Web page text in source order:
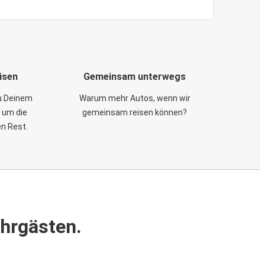
Deinem
die
Rest.
Gemeinsam unterwegs
Warum mehr Autos, wenn wir
gemeinsam reisen können?